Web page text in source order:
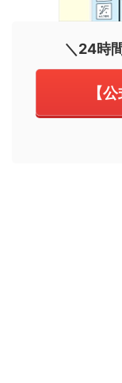
＼24時
【